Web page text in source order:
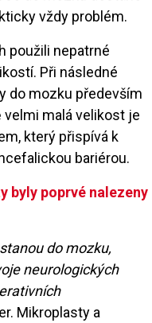
vždy problém.
použili nepatrné
Při následné
do mozku především
malá velikost je
který přispívá k
bariérou.
byly poprvé nalezeny
do mozku,
neurologických
Mikroplasty a